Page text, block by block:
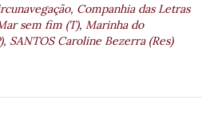
, Companhia das Letras
sem fim (T), Marinha do
, SANTOS Caroline Bezerra (Res)